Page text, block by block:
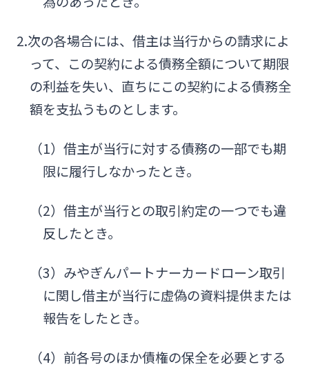
2.次の各場合には、借主は当行からの請求によ
って、この契約による債務全額について期限
の利益を失い、直ちにこの契約による債務全
額を支払うものとします。
（1）借主が当行に対する債務の一部でも期
限に履行しなかったとき。
（2）借主が当行との取引約定の一つでも違
反したとき。
（3）みやぎんパートナーカードローン取引
に関し借主が当行に虚偽の資料提供または
報告をしたとき。
（4）前各号のほか債権の保全を必要とする